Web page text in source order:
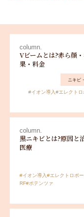
column.
Vビームとは?赤ら顔
果・料金
ニキビ
#イオン導入#エレクトロ
column.
黒ニキビとは?原因と
医療
#イオン導入#エレクトロポ
RF#ポテンツァ